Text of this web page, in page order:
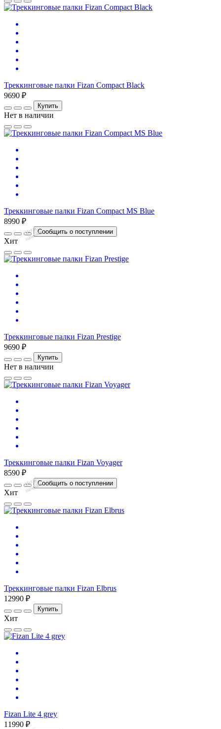
Треккинговые палки Fizan Compact Black
9690 ₽
Купить
Нет в наличии
Треккинговые палки Fizan Compact MS Blue
Нет
в
на
л
и
ч
и
и
8990 ₽
Сообщить о поступлении
Хит
Треккинговые палки Fizan Prestige
9690 ₽
Купить
Нет в наличии
Треккинговые палки Fizan Voyager
Нет
в
на
л
и
ч
и
и
8590 ₽
Сообщить о поступлении
Хит
Треккинговые палки Fizan Elbrus
12990 ₽
Купить
Хит
Fizan Lite 4 grey
11990 ₽